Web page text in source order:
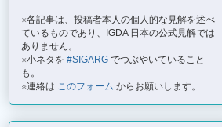
※各記事は、投稿者本人の個人的な見解を述べ
ているものであり、IGDA 日本の公式見解では
ありません。
※小ネタを #SIGARG でつぶやいていること
も。
※連絡は このフォーム からお願いします。